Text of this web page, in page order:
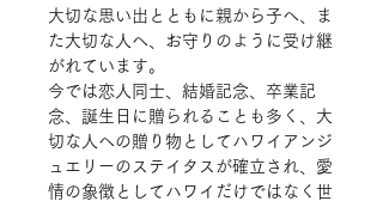
大切な思い出とともに親から子へ、ま
た大切な人へ、お守りのように受け継
がれています。
今では恋人同士、結婚記念、卒業記
念、誕生日に贈られることも多く、大
切な人への贈り物としてハワイアンジ
ュエリーのステイタスが確立され、愛
情の象徴としてハワイだけではなく世